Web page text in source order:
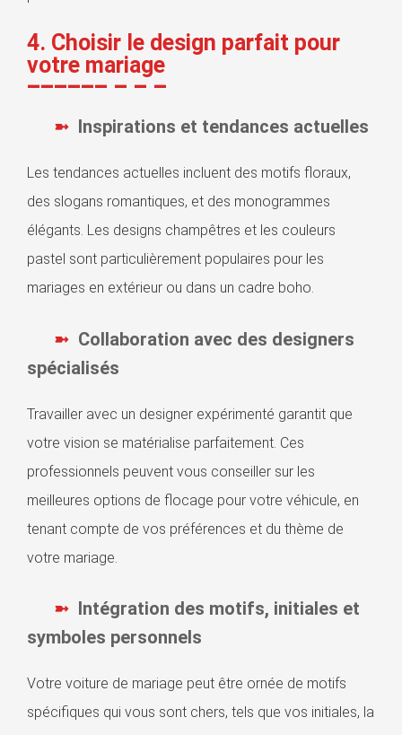
4. Choisir le design parfait pour
votre mariage
Inspirations et tendances actuelles
Les tendances actuelles incluent des motifs floraux,
des slogans romantiques, et des monogrammes
élégants. Les designs champêtres et les couleurs
pastel sont particulièrement populaires pour les
mariages en extérieur ou dans un cadre boho.
Collaboration avec des designers
spécialisés
Travailler avec un designer expérimenté garantit que
votre vision se matérialise parfaitement. Ces
professionnels peuvent vous conseiller sur les
meilleures options de flocage pour votre véhicule, en
tenant compte de vos préférences et du thème de
votre mariage.
Intégration des motifs, initiales et
symboles personnels
Votre voiture de mariage peut être ornée de motifs
spécifiques qui vous sont chers, tels que vos initiales, la